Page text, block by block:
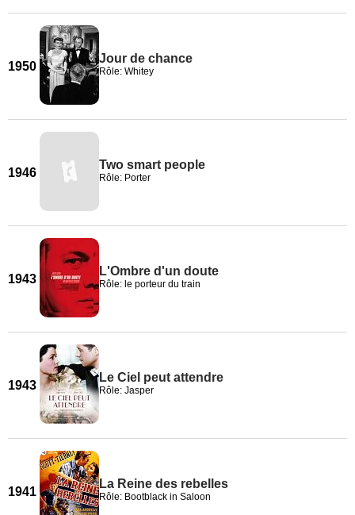
1950
Jour de chance
Rôle: Whitey
1946
Two smart people
Rôle: Porter
1943
L'Ombre d'un doute
Rôle: le porteur du train
1943
Le Ciel peut attendre
Rôle: Jasper
1941
La Reine des rebelles
Rôle: Bootblack in Saloon